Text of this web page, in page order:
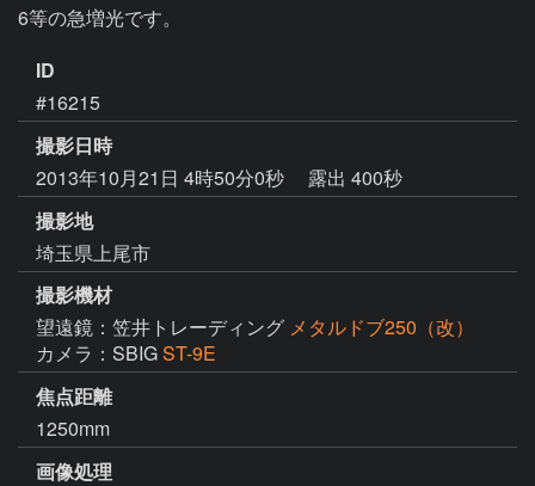
6等の急増光です。
ID
#16215
撮影日時
2013年10月21日 4時50分0秒
露出 400秒
撮影地
埼玉県上尾市
撮影機材
望遠鏡：笠井トレーディング メタルドブ250（改）
カメラ：SBIGST-9E
焦点距離
1250mm
画像処理